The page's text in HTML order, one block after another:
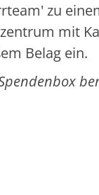
zu
mit
Belag ein.